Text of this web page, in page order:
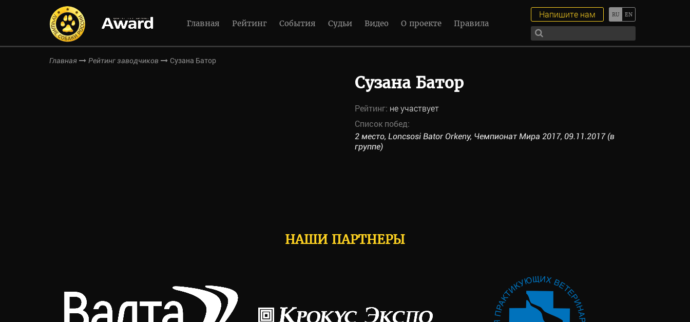
Главная Рейтинг События Судьи Видео О проекте Правила
Напишите нам
Главная Рейтинг заводчиков Сузана Батор
Сузана Батор
Рейтинг: не участвует
Список побед:
2 место, Loncsosi Bator Orkeny, Чемпионат Мира 2017, 09.11.2017 (в
группе)
НАШИ ПАРТНЕРЫ